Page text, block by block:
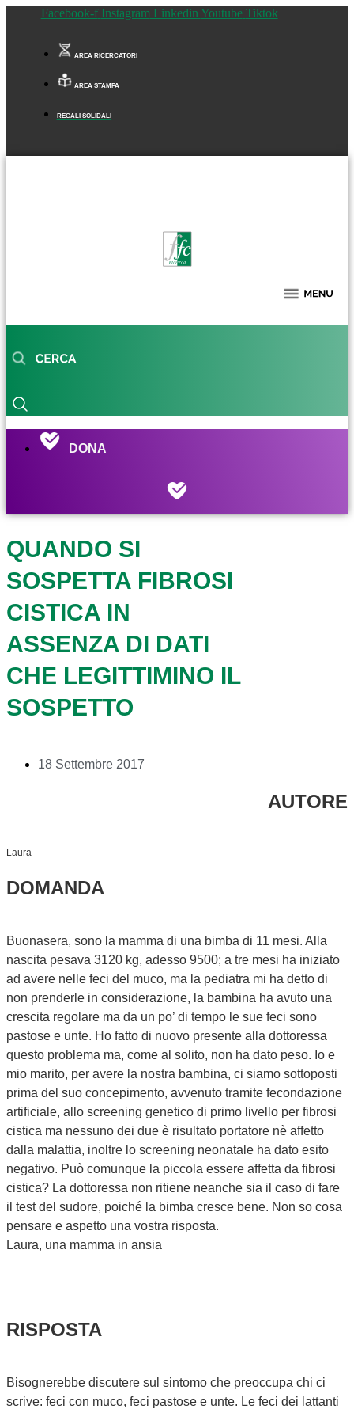
Facebook-f Instagram Linkedin Youtube Tiktok
AREA RICERCATORI
AREA STAMPA
REGALI SOLIDALI
DONA
QUANDO SI
SOSPETTA FIBROSI
CISTICA IN
ASSENZA DI DATI
CHE LEGITTIMINO IL
SOSPETTO
18 Settembre 2017
AUTORE
Laura
DOMANDA
Buonasera, sono la mamma di una bimba di 11 mesi. Alla
nascita pesava 3120 kg, adesso 9500; a tre mesi ha iniziato
ad avere nelle feci del muco, ma la pediatra mi ha detto di
non prenderle in considerazione, la bambina ha avuto una
crescita regolare ma da un po’ di tempo le sue feci sono
pastose e unte. Ho fatto di nuovo presente alla dottoressa
questo problema ma, come al solito, non ha dato peso. Io e
mio marito, per avere la nostra bambina, ci siamo sottoposti
prima del suo concepimento, avvenuto tramite fecondazione
artificiale, allo screening genetico di primo livello per fibrosi
cistica ma nessuno dei due è risultato portatore nè affetto
dalla malattia, inoltre lo screening neonatale ha dato esito
negativo. Può comunque la piccola essere affetta da fibrosi
cistica? La dottoressa non ritiene neanche sia il caso di fare
il test del sudore, poiché la bimba cresce bene. Non so cosa
pensare e aspetto una vostra risposta.
Laura, una mamma in ansia
RISPOSTA
Bisognerebbe discutere sul sintomo che preoccupa chi ci
scrive: feci con muco, feci pastose e unte. Le feci dei lattanti